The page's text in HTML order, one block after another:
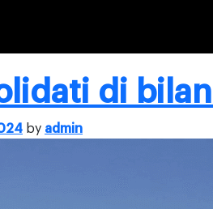
del
nuovo
industriale
di
by admin